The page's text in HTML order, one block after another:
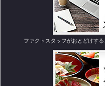
ファクトスタッフがおとどけす